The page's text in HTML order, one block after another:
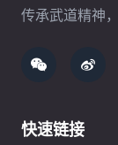
传承武道精神
快速链接